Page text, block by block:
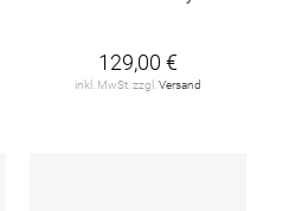
129,00 €
inkl. MwSt. zzgl. Versand